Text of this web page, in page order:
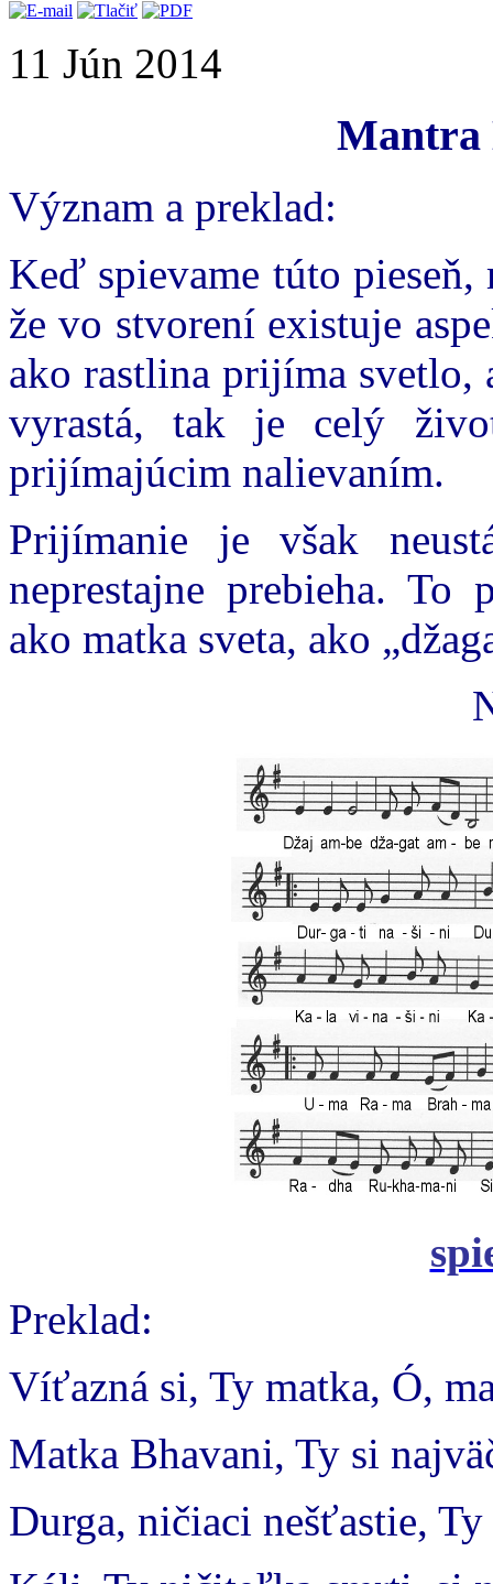
11 Jún 2014
Mantra
Význam a preklad:
Keď spievame túto
že vo stvorení existuje
ako rastlina prijíma svetlo,
vyrastá, tak je celý
prijímajúcim nalievaním.
Prijímanie je však
neprestajne prebieha. To
ako matka sveta, ako
Preklad:
Víťazná si, Ty matka, Ó,
Matka Bhavani, Ty si
Durga, ničiaci nešťastie,